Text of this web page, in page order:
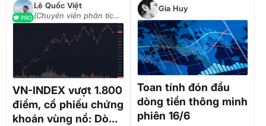
PRO
Lê Quốc Việt
(Chuyên viên phân tích
- tư vấn đầu tư)
VN-INDEX vượt 1.800
điểm, cổ phiếu chứng
khoán vùng nổ: Dòng
Gia Huy
Toan tính đón đầu
dòng tiền thông minh
phiên 16/6